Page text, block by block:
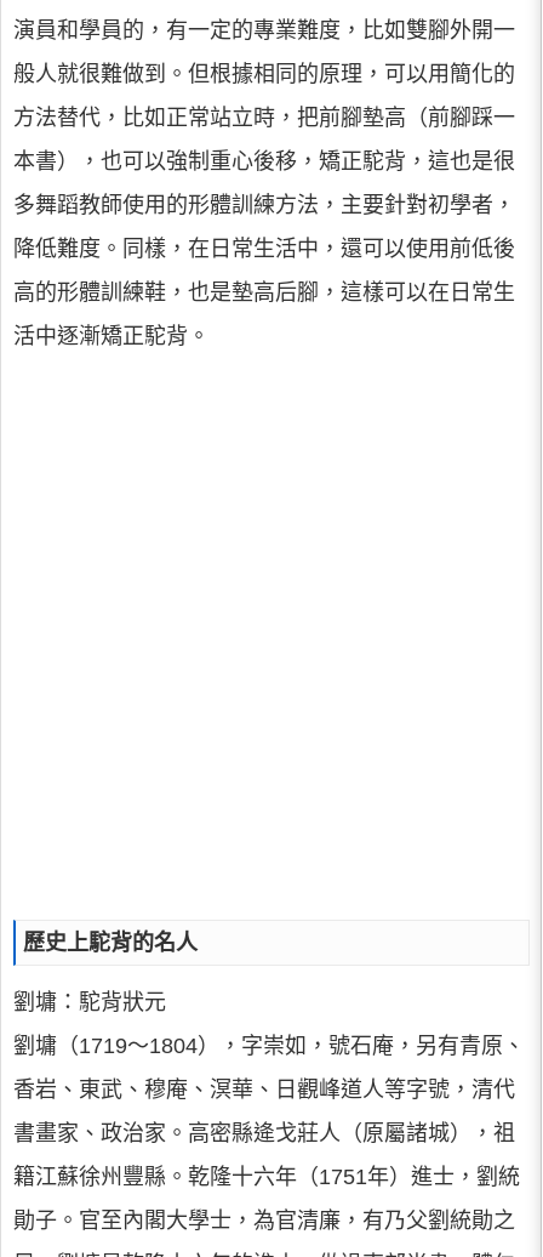
演員和學員的，有一定的專業難度，比如雙腳外開一
般人就很難做到。但根據相同的原理，可以用簡化的
方法替代，比如正常站立時，把前腳墊高（前腳踩一
本書），也可以強制重心後移，矯正駝背，這也是很
多舞蹈教師使用的形體訓練方法，主要針對初學者，
降低難度。同樣，在日常生活中，還可以使用前低後
高的形體訓練鞋，也是墊高后腳，這樣可以在日常生
活中逐漸矯正駝背。
歷史上駝背的名人
劉墉：駝背狀元
劉墉（1719～1804），字崇如，號石庵，另有青原、
香岩、東武、穆庵、溟華、日觀峰道人等字號，清代
書畫家、政治家。高密縣逄戈莊人（原屬諸城），祖
籍江蘇徐州豐縣。乾隆十六年（1751年）進士，劉統
勛子。官至內閣大學士，為官清廉，有乃父劉統勛之